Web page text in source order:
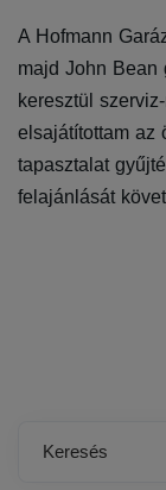
A Hofmann
majd John Bean
keresztül
elsajátítottam az
tapasztalat
felajánlását
Keresés